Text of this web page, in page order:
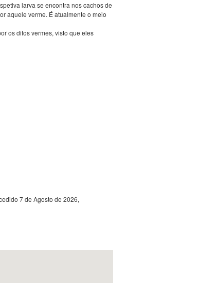
larva se encontra nos cachos de
aquele verme. É atualmente o meio
os ditos vermes, visto que eles
7 de Agosto de 2026,